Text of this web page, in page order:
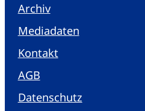
Archiv
Mediadaten
Kontakt
AGB
Datenschutz